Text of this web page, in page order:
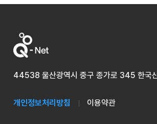
44538 울산광역시 중구 종가로 345 한국
개인정보처리방침 이용약관